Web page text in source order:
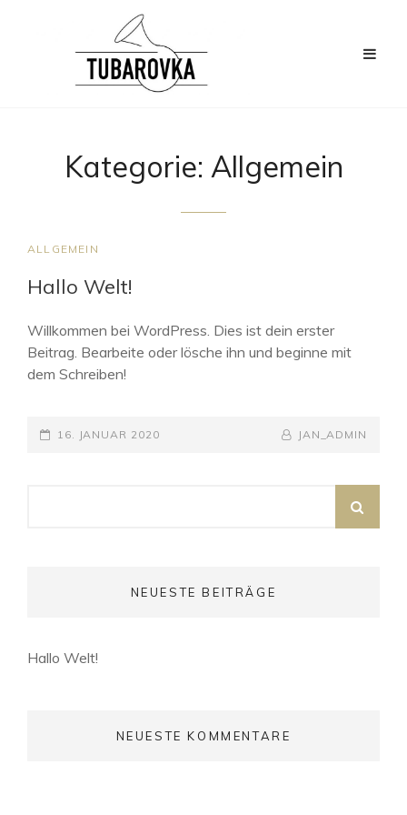
Kategorie: Allgemein
CAT
ALLGEMEIN
Hallo Welt!
Willkommen bei WordPress. Dies ist dein erster
Beitrag. Bearbeite oder lösche ihn und beginne mit
dem Schreiben!
POSTED-
16. JANUAR 2020
BY
BYLINEJAN_ADMIN
NEUESTE BEITRÄGE
Hallo Welt!
NEUESTE KOMMENTARE